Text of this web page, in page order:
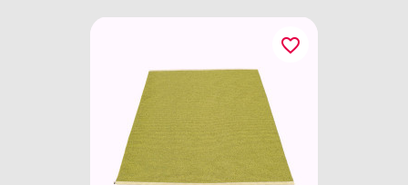
favorite_border